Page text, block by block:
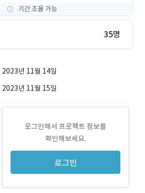
기간 조율 가능
35명
2023년 11월 14일
2023년 11월 15일
로그인해서 프로젝트 정보를
확인해보세요.
로그인